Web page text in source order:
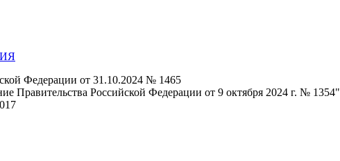
Федерации от 31.10.2024 № 1465
Правительства Российской Федерации от 9 октября 2024 г. № 1354"